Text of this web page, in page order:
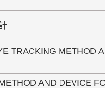
TRACKING METHOD
AND DEVICE